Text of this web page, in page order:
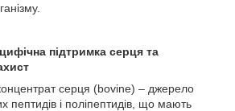
підтримка серця та
серця (bovine) – джерело
пептидів і поліпептидів, що мають